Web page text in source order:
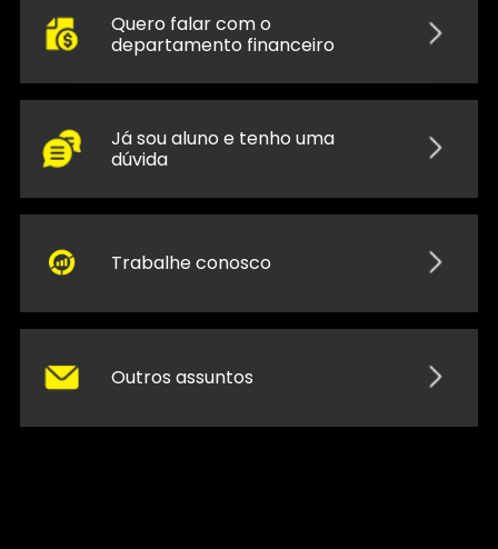
Quero falar com o
departamento financeiro
Já sou aluno e tenho uma
dúvida
Trabalhe conosco
Outros assuntos